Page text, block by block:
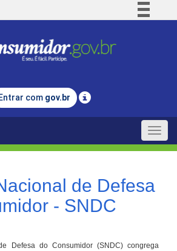
Comunica BR
Legislação
Entrar com gov.br
Toggle
de Defesa
- SNDC
Defesa do Consumidor (SNDC) congrega